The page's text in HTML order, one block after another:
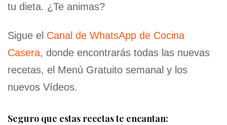
tu dieta. ¿Te animas?
Sigue el Canal de WhatsApp de Cocina
Casera, donde encontrarás todas las nuevas
recetas, el Menú Gratuito semanal y los
nuevos Vídeos.
Seguro que estas recetas te encantan: